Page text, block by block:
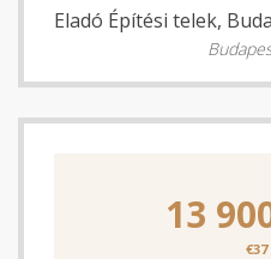
Eladó Építési telek,
13
€37